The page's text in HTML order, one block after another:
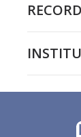
RECORD